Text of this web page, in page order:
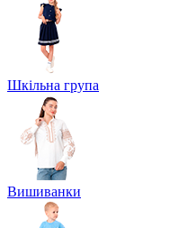
Шкільна група
Вишиванки